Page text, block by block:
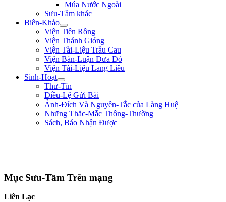
Múa Nước Ngoài
Sưu-Tầm khác
Biên-Khảo
Viện Tiên Rồng
Viện Thánh Gióng
Viện Tài-Liệu Trầu Cau
Viện Bàn-Luận Dưa Đỏ
Viện Tài-Liệu Lang Liêu
Sinh-Hoạt
Thư-Tín
Điều-Lệ Gửi Bài
Ảnh-Đích Và Nguyên-Tắc của Làng Huệ
Những Thắc-Mắc Thông-Thường
Sách, Báo Nhận Được
Mục Sưu-Tầm Trên mạng
Liên Lạc